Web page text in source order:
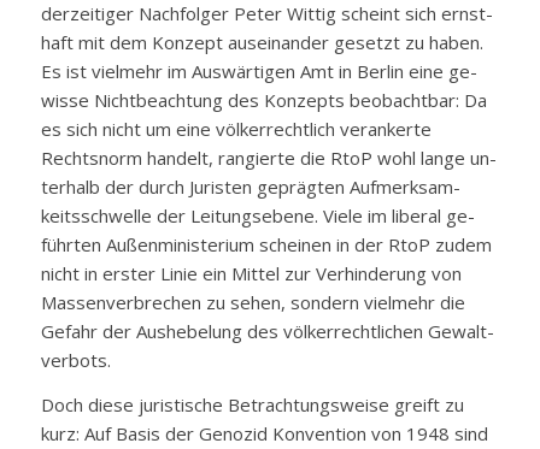
der­zei­ti­ger Nach­fol­ger Pe­ter Wit­tig scheint sich ernst­
haft mit dem Kon­zept aus­ein­an­der ge­setzt zu ha­ben.
Es ist viel­mehr im Aus­wär­ti­gen Amt in Ber­lin ei­ne ge­
wis­se Nicht­be­ach­tung des Kon­zepts be­ob­acht­bar: Da
es sich nicht um ei­ne völ­ker­recht­lich ver­an­ker­te
Rechts­norm han­delt, ran­gier­te die RtoP wohl lan­ge un­
ter­halb der durch Ju­ris­ten ge­präg­ten Auf­merk­sam­
keits­schwel­le der Lei­tungs­ebe­ne. Vie­le im li­be­ral ge­
führ­ten Au­ßen­mi­nis­te­ri­um schei­nen in der RtoP zu­dem
nicht in ers­ter Li­nie ein Mit­tel zur Ver­hin­de­rung von
Mas­sen­ver­bre­chen zu se­hen, son­dern viel­mehr die
Ge­fahr der Aus­he­be­lung des völ­ker­recht­li­chen Ge­walt­
ver­bots.
Doch die­se ju­ris­ti­sche Be­trach­tungs­wei­se greift zu
kurz: Auf Ba­sis der Ge­no­zid Kon­ven­ti­on von 1948 sind